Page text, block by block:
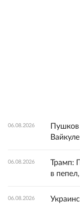
06.08.2026
Пушков
06.08.2026
Трамп:
в
06.08.2026